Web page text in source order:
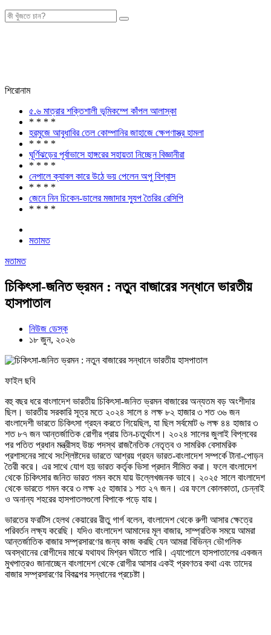
শিরোনাম
৫.৬ মাত্রার শক্তিশালী ভূমিকম্পে কাঁপল আলাস্কা
* * * *
হরমুজে আবুধাবির তেল কোম্পানির জাহাজে ক্ষেপণাস্ত্র হামলা
* * * *
ঘূর্ণিঝড়ের পূর্বাভাসে হাঙ্গরের সহায়তা নিচ্ছেন বিজ্ঞানীরা
* * * *
নেপালে ক্যাবল কারে উঠে ভয় পেলেন অপু বিশ্বাস
* * * *
জেনে নিন চিকেন-ডালের মজাদার স্যুপ তৈরির রেসিপি
* * * *
মতামত
মতামত
চিকিৎসা-জনিত ভ্রমন : নতুন বাজারের সন্ধানে ভারতীয়
হাসপাতাল
নিউজ ডেস্ক
১৮ জুন, ২০২৬
ফাইল ছবি
বহু বছর ধরে বাংলাদেশ ভারতীয় চিকিৎসা-জনিত ভ্রমন বাজারের অন্যতম বড় অংশীদার
ছিল। ভারতীয় সরকারি সূত্র মতে ২০২৪ সালে ৪ লক্ষ ৮২ হাজার ৩ শত ৩৬ জন
বাংলাদেশী ভারতে চিকিৎসা গ্রহন করতে গিয়েছিল, যা ছিল সর্বমোট ৬ লক্ষ ৪৪ হাজার ৩
শত ৮৭ জন আন্তর্জাতিক রোগীর প্রায় তিন-চতুর্থাংশ। ২০২৪ সালের জুলাই বিপ্লবের
পর পতিত প্রধান মন্ত্রীসহ উচ্চ পদস্থ রাজনৈতিক নেতৃত্ব ও সামরিক বেসামরিক
প্রশাসনের সাথে সংশ্লিষ্টদের ভারতে আশ্রয় গ্রহন ভারত-বাংলাদেশ সম্পর্কে টানা-পোড়ন
তৈরী করে। এর সাথে যোগ হয় ভারত কর্তৃক ভিসা প্রদান সীমিত করা। ফলে বাংলাদেশ
থেকে চিকিৎসার জনিত ভারত গমন কমে যায় উল্লেখজনক ভাবে। ২০২৫ সালে বাংলাদেশ
থেকে ভারতে গমন করে ৩ লক্ষ ২৫ হাজার ১ শত ২৭ জন। এর ফলে কোলকাতা, চেন্নাই
ও অনান্য শহরের হাসপাতলগুলো বিপাকে পড়ে যায়।
ভারতের ফরটিস হেলথ কেয়ারের রীতু গার্গ বলেন, বাংলাদেশ থেকে রুগী আসার ক্ষেত্রে
পরিবর্তন লক্ষ্য করেছি। যদিও বাংলাদেশ আমাদের মূল বাজার, সাম্প্রতিক সময়ে আমরা
আন্তর্জাতিক বাজার সম্প্রসারণের জন্য কাজ করছি যেন আমরা বিভিন্ন ভৌগলিক
অবস্থানের রোগীদের মাঝে যথাযথ মিশ্রন ঘটাতে পারি। এ্যাপোলে হাসপাতালের একজন
মুখপাত্রও জানাচ্ছেন বাংলাদেশ থেকে রোগীর আসার একই প্রবণতর কথা এবং তাদের
বাজার সম্প্রসারণের বিকল্পের সন্ধানের প্রচেষ্টা।